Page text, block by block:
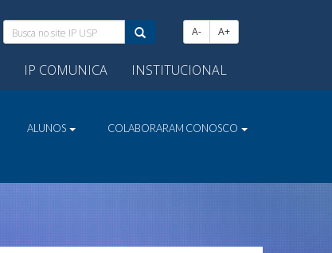
Busca
no
site
IP
A- A+
IP COMUNICA INSTITUCIONAL
ALUNOS COLABORARAM CONOSCO